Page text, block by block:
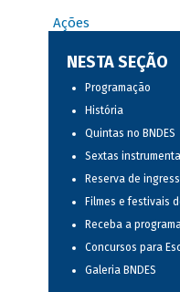
Ações
NESTA SEÇÃO
Programação
História
Quintas no BNDES
Sextas
Reserva de
Filmes e festivais
Receba a
Concursos para
Galeria BNDES